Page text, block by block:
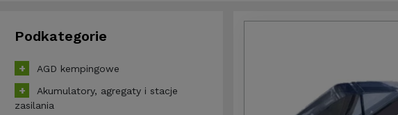
Podkategorie
AGD kempingowe
Akumulatory, agregaty i stacje
zasilania